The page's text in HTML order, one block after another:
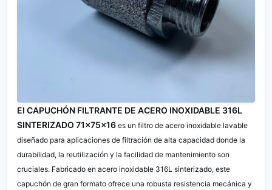
El CAPUCHÓN FILTRANTE DE ACERO INOXIDABLE 316L
SINTERIZADO 71×75×16 es un filtro de acero inoxidable lavable
diseñado para aplicaciones de filtración de alta capacidad donde la
durabilidad, la reutilización y la facilidad de mantenimiento son
cruciales. Fabricado en acero inoxidable 316L sinterizado, este
capuchón de gran formato ofrece una robusta resistencia mecánica y